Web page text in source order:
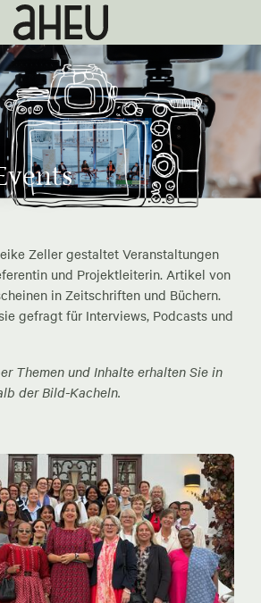
Zeller gestaltet Veranstaltungen
und Projektleiterin. Artikel von
in Zeitschriften und Büchern.
gefragt für Interviews, Podcasts und
Themen und Inhalte erhalten Sie in
der Bild-Kacheln.